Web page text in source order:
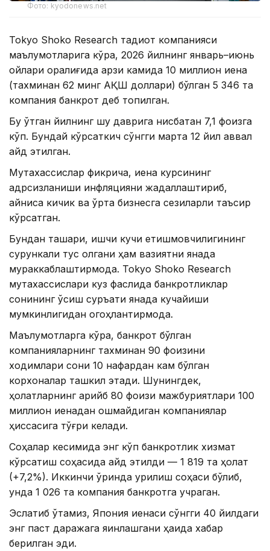
Фото: kyodonews.net
Tokyo Shoko Research тадқиқот компанияси
маълумотларига кўра, 2026 йилнинг январь–июнь
ойлари оралиғида қарзи камида 10 миллион иена
(тахминан 62 минг АҚШ доллари) бўлган 5 346 та
компания банкрот деб топилган.
Бу ўтган йилнинг шу даврига нисбатан 7,1 фоизга
кўп. Бундай кўрсаткич сўнгги марта 12 йил аввал
қайд этилган.
Мутахассислар фикрича, иена курсининг
қадрсизланиши инфляцияни жадаллаштириб,
айниқса кичик ва ўрта бизнесга сезиларли таъсир
кўрсатган.
Бундан ташқари, ишчи кучи етишмовчилигининг
сурункали тус олгани ҳам вазиятни янада
мураккаблаштирмоқда. Tokyo Shoko Research
мутахассислари куз фаслида банкротликлар
сонининг ўсиш суръати янада кучайиши
мумкинлигидан огоҳлантирмоқда.
Маълумотларга кўра, банкрот бўлган
компанияларнинг тахминан 90 фоизини
ходимлари сони 10 нафардан кам бўлган
корхоналар ташкил этади. Шунингдек,
ҳолатларнинг қарийб 80 фоизи мажбуриятлари 100
миллион иенадан ошмайдиган компаниялар
ҳиссасига тўғри келади.
Соҳалар кесимида энг кўп банкротлик хизмат
кўрсатиш соҳасида қайд этилди — 1 819 та ҳолат
(+7,2%). Иккинчи ўринда қурилиш соҳаси бўлиб,
унда 1 026 та компания банкротга учраган.
Эслатиб ўтамиз, Япония иенаси сўнгги 40 йилдаги
энг паст даражага яқинлашгани ҳақида хабар
берилган эди.